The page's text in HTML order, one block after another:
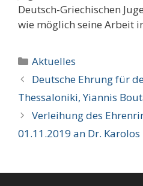
Deutsch-Griechischen
wie möglich seine Arbeit
Kategorien
Aktuelles
Deutsche Ehrung für
Thessaloniki, Yiannis
Verleihung des
01.11.2019 an Dr.